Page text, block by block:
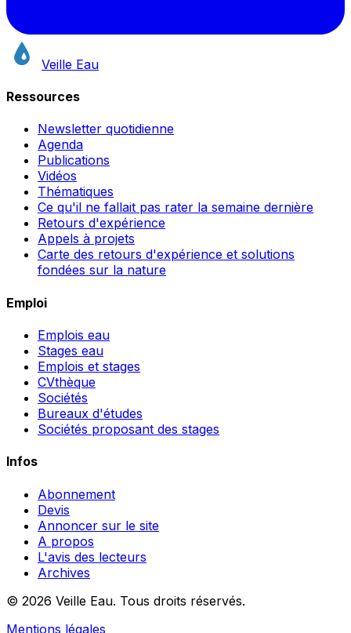
Veille Eau
Ressources
Newsletter quotidienne
Agenda
Publications
Vidéos
Thématiques
Ce qu'il ne fallait pas rater la semaine dernière
Retours d'expérience
Appels à projets
Carte des retours d'expérience et solutions
fondées sur la nature
Emploi
Emplois eau
Stages eau
Emplois et stages
CVthèque
Sociétés
Bureaux d'études
Sociétés proposant des stages
Infos
Abonnement
Devis
Annoncer sur le site
A propos
L'avis des lecteurs
Archives
© 2026 Veille Eau. Tous droits réservés.
Mentions légales